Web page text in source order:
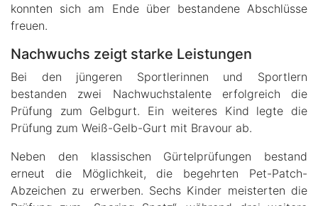
konnten sich am Ende über bestandene Abschlüsse
freuen.
Nachwuchs zeigt starke Leistungen
Bei den jüngeren Sportlerinnen und Sportlern
bestanden zwei Nachwuchstalente erfolgreich die
Prüfung zum Gelbgurt. Ein weiteres Kind legte die
Prüfung zum Weiß-Gelb-Gurt mit Bravour ab.
Neben den klassischen Gürtelprüfungen bestand
erneut die Möglichkeit, die begehrten Pet-Patch-
Abzeichen zu erwerben. Sechs Kinder meisterten die